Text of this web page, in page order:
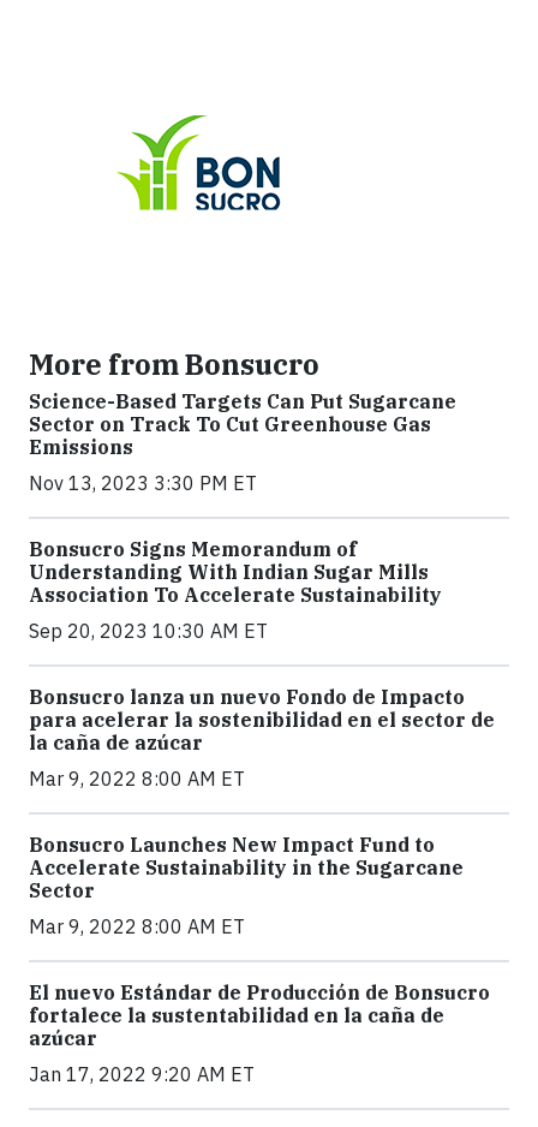
More from Bonsucro
Science-Based Targets Can Put Sugarcane
Sector on Track To Cut Greenhouse Gas
Emissions
Nov 13, 2023 3:30 PM ET
Bonsucro Signs Memorandum of
Understanding With Indian Sugar Mills
Association To Accelerate Sustainability
Sep 20, 2023 10:30 AM ET
Bonsucro lanza un nuevo Fondo de Impacto
para acelerar la sostenibilidad en el sector de
la caña de azúcar
Mar 9, 2022 8:00 AM ET
Bonsucro Launches New Impact Fund to
Accelerate Sustainability in the Sugarcane
Sector
Mar 9, 2022 8:00 AM ET
El nuevo Estándar de Producción de Bonsucro
fortalece la sustentabilidad en la caña de
azúcar
Jan 17, 2022 9:20 AM ET